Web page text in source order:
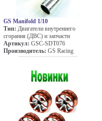
GS Manifold 1/10
Тип: Двигатели внутреннего
сгорания (ДВС) и запчасти
Артикул: GSC-SDT076
Производитель: GS Racing